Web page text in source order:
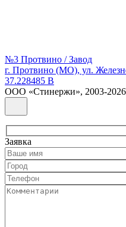
№3 Протвино / Завод
г. Протвино (МО), ул.
37.228485 В
ООО «Стинержи», 2003-
Заявка